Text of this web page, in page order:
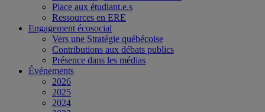
Place aux étudiant.e.s
Ressources en ERE
Engagement écosocial
Vers une Stratégie québécoise
Contributions aux débats publics
Présence dans les médias
Événements
2026
2025
2024